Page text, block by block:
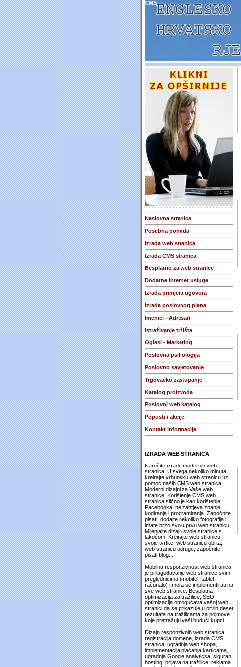
CMS
Naslovna stranica
Posebna ponuda
Izrada web stranica
Izrada CMS stranica
Besplatno za web stranice
Dodatne Internet usluge
Izrada primjera ugovora
Izrada poslovnog plana
Imenici - Adresari
Istraživanje tržišta
Oglasi - Marketing
Poslovna psihologija
Poslovno savjetovanje
Trgovačko zastupanje
Katalog proizvoda
Poslovni web katalog
Popusti i akcije
Kontakt informacije
IZRADA WEB STRANICA
Naručite izradu modernih web
stranica. U svega nekoliko minuta,
kreirajte vrhunsku web stranicu uz
pomoć naših CMS web stranica.
Moderni dizajni za Vaše web
stranice. Korištenje CMS web
stranica slično je kao korištenje
Facebooka, ne zahtjeva znanje
kodiranja i programiranja. Započnite
pisati, dodajte nekoliko fotografija i
imate brzo svoju prvu web stranicu.
Mijenjajte dizajn svoje stranice s
lakoćom. Kreirajte web stranicu
svoje tvrtke, web stranicu obrta,
web stranicu udruge, započnite
pisati blog...
Mobilna responzivnost web stranica
je prilagođavanje web stranice svim
preglednicima (mobitel, tablet,
računalo) i mora se implementirati na
sve web stranice. Besplatna
optimizacija za tražilice; SEO
optimizacija omogućava vašoj web
stranici da se prikazuje u prvih deset
rezultata na tražilicama za pojmove
koje pretražuju vaši budući kupci.
Dizajn responzivnih web stranica,
registracija domene, izrada CMS
stranica, ugradnja web shopa,
implementacija plaćanja karticama,
ugradnja Google analyticsa, siguran
hosting, prijava na tražilice, reklama